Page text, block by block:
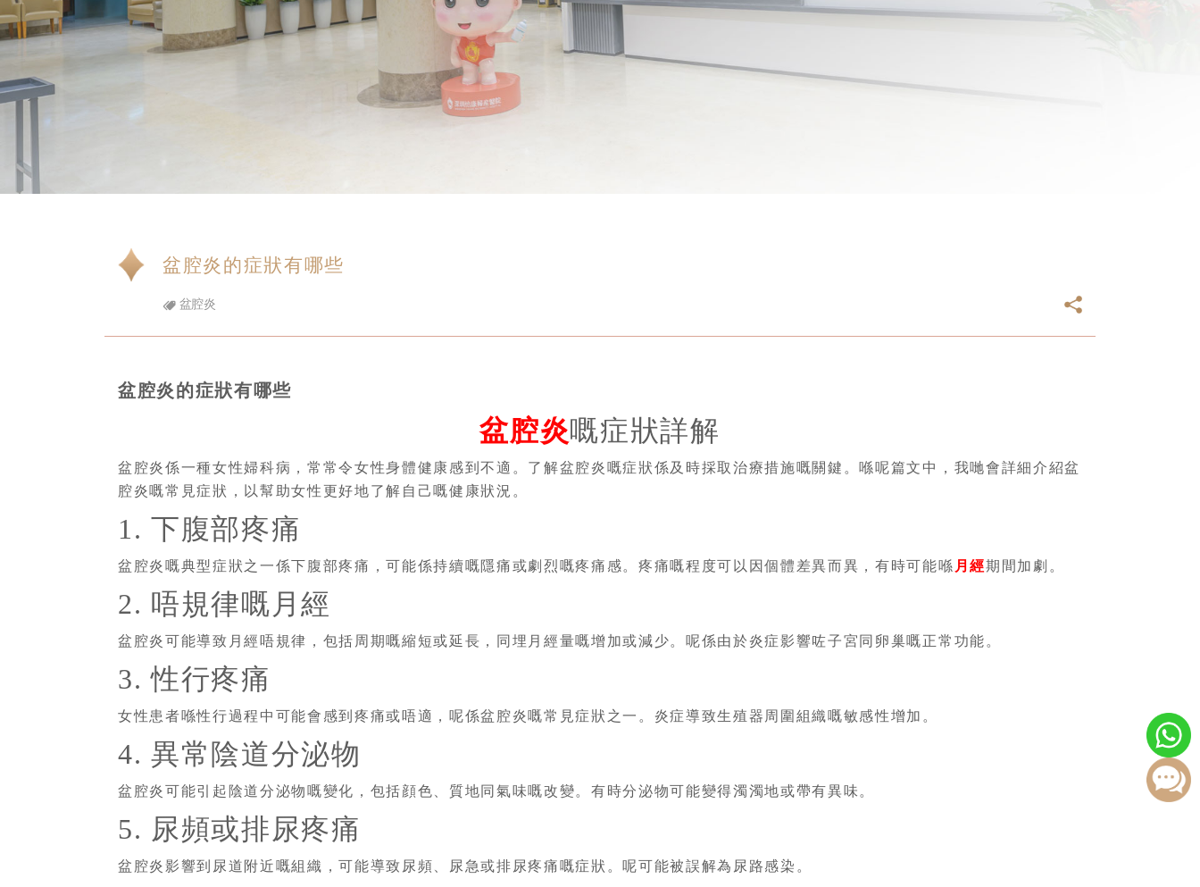
盆腔炎的症狀有哪些
盆腔炎
盆腔炎的症狀有哪些
盆腔炎嘅症狀詳解
盆腔炎係一種女性婦科病，常常令女性身體健康感到不適。了解盆腔炎嘅症狀係及時採取治療措施嘅關鍵。喺呢篇文中，我哋會詳細介紹盆
腔炎嘅常見症狀，以幫助女性更好地了解自己嘅健康狀況。
1. 下腹部疼痛
盆腔炎嘅典型症狀之一係下腹部疼痛，可能係持續嘅隱痛或劇烈嘅疼痛感。疼痛嘅程度可以因個體差異而異，有時可能喺 月經期間加劇。
2. 唔規律嘅月經
盆腔炎可能導致月經唔規律，包括周期嘅縮短或延長，同埋月經量嘅增加或減少。呢係由於炎症影響咗子宮同卵巢嘅正常功能。
3. 性行疼痛
女性患者喺性行過程中可能會感到疼痛或唔適，呢係盆腔炎嘅常見症狀之一。炎症導致生殖器周圍組織嘅敏感性增加。
4. 異常陰道分泌物
盆腔炎可能引起陰道分泌物嘅變化，包括顔色、質地同氣味嘅改變。有時分泌物可能變得濁濁地或帶有異味。
5. 尿頻或排尿疼痛
盆腔炎影響到尿道附近嘅組織，可能導致尿頻、尿急或排尿疼痛嘅症狀。呢可能被誤解為尿路感染。